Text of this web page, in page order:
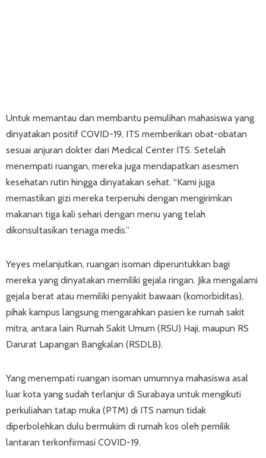
Untuk memantau dan membantu pemulihan mahasiswa yang
dinyatakan positif COVID-19, ITS memberikan obat-obatan
sesuai anjuran dokter dari Medical Center ITS. Setelah
menempati ruangan, mereka juga mendapatkan asesmen
kesehatan rutin hingga dinyatakan sehat. “Kami juga
memastikan gizi mereka terpenuhi dengan mengirimkan
makanan tiga kali sehari dengan menu yang telah
dikonsultasikan tenaga medis.”
Yeyes melanjutkan, ruangan isoman diperuntukkan bagi
mereka yang dinyatakan memiliki gejala ringan. Jika mengalami
gejala berat atau memiliki penyakit bawaan (komorbiditas),
pihak kampus langsung mengarahkan pasien ke rumah sakit
mitra, antara lain Rumah Sakit Umum (RSU) Haji, maupun RS
Darurat Lapangan Bangkalan (RSDLB).
Yang menempati ruangan isoman umumnya mahasiswa asal
luar kota yang sudah terlanjur di Surabaya untuk mengikuti
perkuliahan tatap muka (PTM) di ITS namun tidak
diperbolehkan dulu bermukim di rumah kos oleh pemilik
lantaran terkonfirmasi COVID-19.